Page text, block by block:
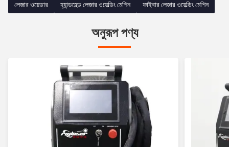
লেজার ওয়েডার হ্যান্ডহেল্ড লেজার ওয়েল্ডিং মেশিন ফাইবার লেজার ওয়েল্ডিং মেশিন
অনুরূপ পণ্য